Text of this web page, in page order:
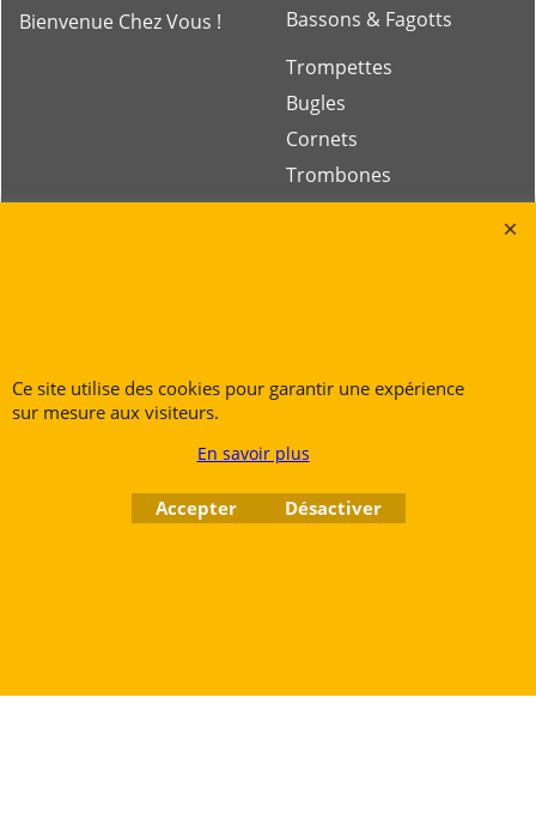
Bienvenue Chez Vous !
Bassons & Fagotts
Trompettes
Bugles
Cornets
Trombones
Gros Cuivres
7700 Mouscron
contact@ruedesvents.com
Au capital de 10000€ - N°BE1007294916
Ce site utilise des cookies pour garantir une expérience
sur mesure aux visiteurs.
En savoir plus
Accepter Désactiver